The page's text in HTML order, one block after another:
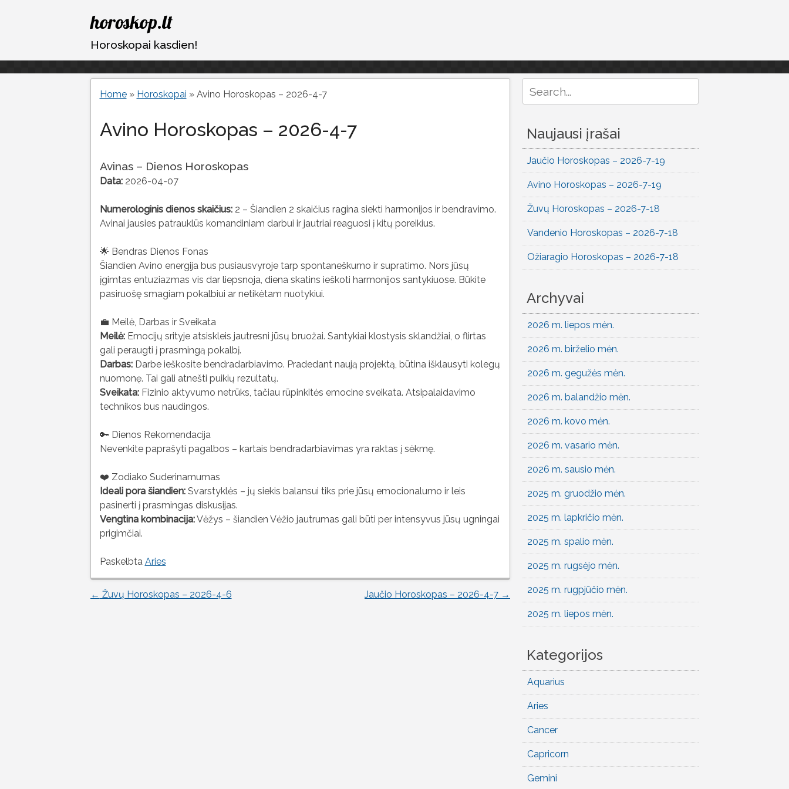
Eiti
prie
turinio
horoskop.lt
Horoskopai kasdien!
Home» Horoskopai » Avino Horoskopas – 2026-4-7
Avino Horoskopas – 2026-4-7
Avinas – Dienos Horoskopas
Data:2026-04-07
Numerologinis dienos skaičius:2 – Šiandien 2 skaičius ragina siekti harmonijos ir bendravimo.
Avinai jausies patrauklūs komandiniam darbui ir jautriai reaguosi į kitų poreikius.
🌟 Bendras Dienos Fonas
Šiandien Avino energija bus pusiausvyroje tarp spontaneškumo ir supratimo. Nors jūsų
įgimtas entuziazmas vis dar liepsnoja, diena skatins ieškoti harmonijos santykiuose. Būkite
pasiruošę smagiam pokalbiui ar netikėtam nuotykiui.
💼 Meilė, Darbas ir Sveikata
Meilė:Emocijų srityje atsiskleis jautresni jūsų bruožai. Santykiai klostysis sklandžiai, o flirtas
gali peraugti į prasmingą pokalbį.
Darbas:Darbe ieškosite bendradarbiavimo. Pradedant naują projektą, būtina išklausyti kolegų
nuomonę. Tai gali atnešti puikių rezultatų.
Sveikata:Fizinio aktyvumo netrūks, tačiau rūpinkitės emocine sveikata. Atsipalaidavimo
technikos bus naudingos.
🔑 Dienos Rekomendacija
Nevenkite paprašyti pagalbos – kartais bendradarbiavimas yra raktas į sėkmę.
❤️ Zodiako Suderinamumas
Ideali pora šiandien:Svarstyklės – jų siekis balansui tiks prie jūsų emocionalumo ir leis
pasinerti į prasmingas diskusijas.
Vengtina kombinacija:Vėžys – šiandien Vėžio jautrumas gali būti per intensyvus jūsų ugningai
prigimčiai.
Paskelbta Aries
Įrašo
← Žuvų Horoskopas – 2026-4-6 Jaučio Horoskopas – 2026-4-7 →
for:
Naujausi įrašai
Jaučio Horoskopas – 2026-7-19
Avino Horoskopas – 2026-7-19
Žuvų Horoskopas – 2026-7-18
Vandenio Horoskopas – 2026-7-18
Ožiaragio Horoskopas – 2026-7-18
Archyvai
2026 m. liepos mėn.
2026 m. birželio mėn.
2026 m. gegužės mėn.
2026 m. balandžio mėn.
2026 m. kovo mėn.
2026 m. vasario mėn.
2026 m. sausio mėn.
2025 m. gruodžio mėn.
2025 m. lapkričio mėn.
2025 m. spalio mėn.
2025 m. rugsėjo mėn.
2025 m. rugpjūčio mėn.
2025 m. liepos mėn.
Kategorijos
Aquarius
Aries
Cancer
Capricorn
Gemini